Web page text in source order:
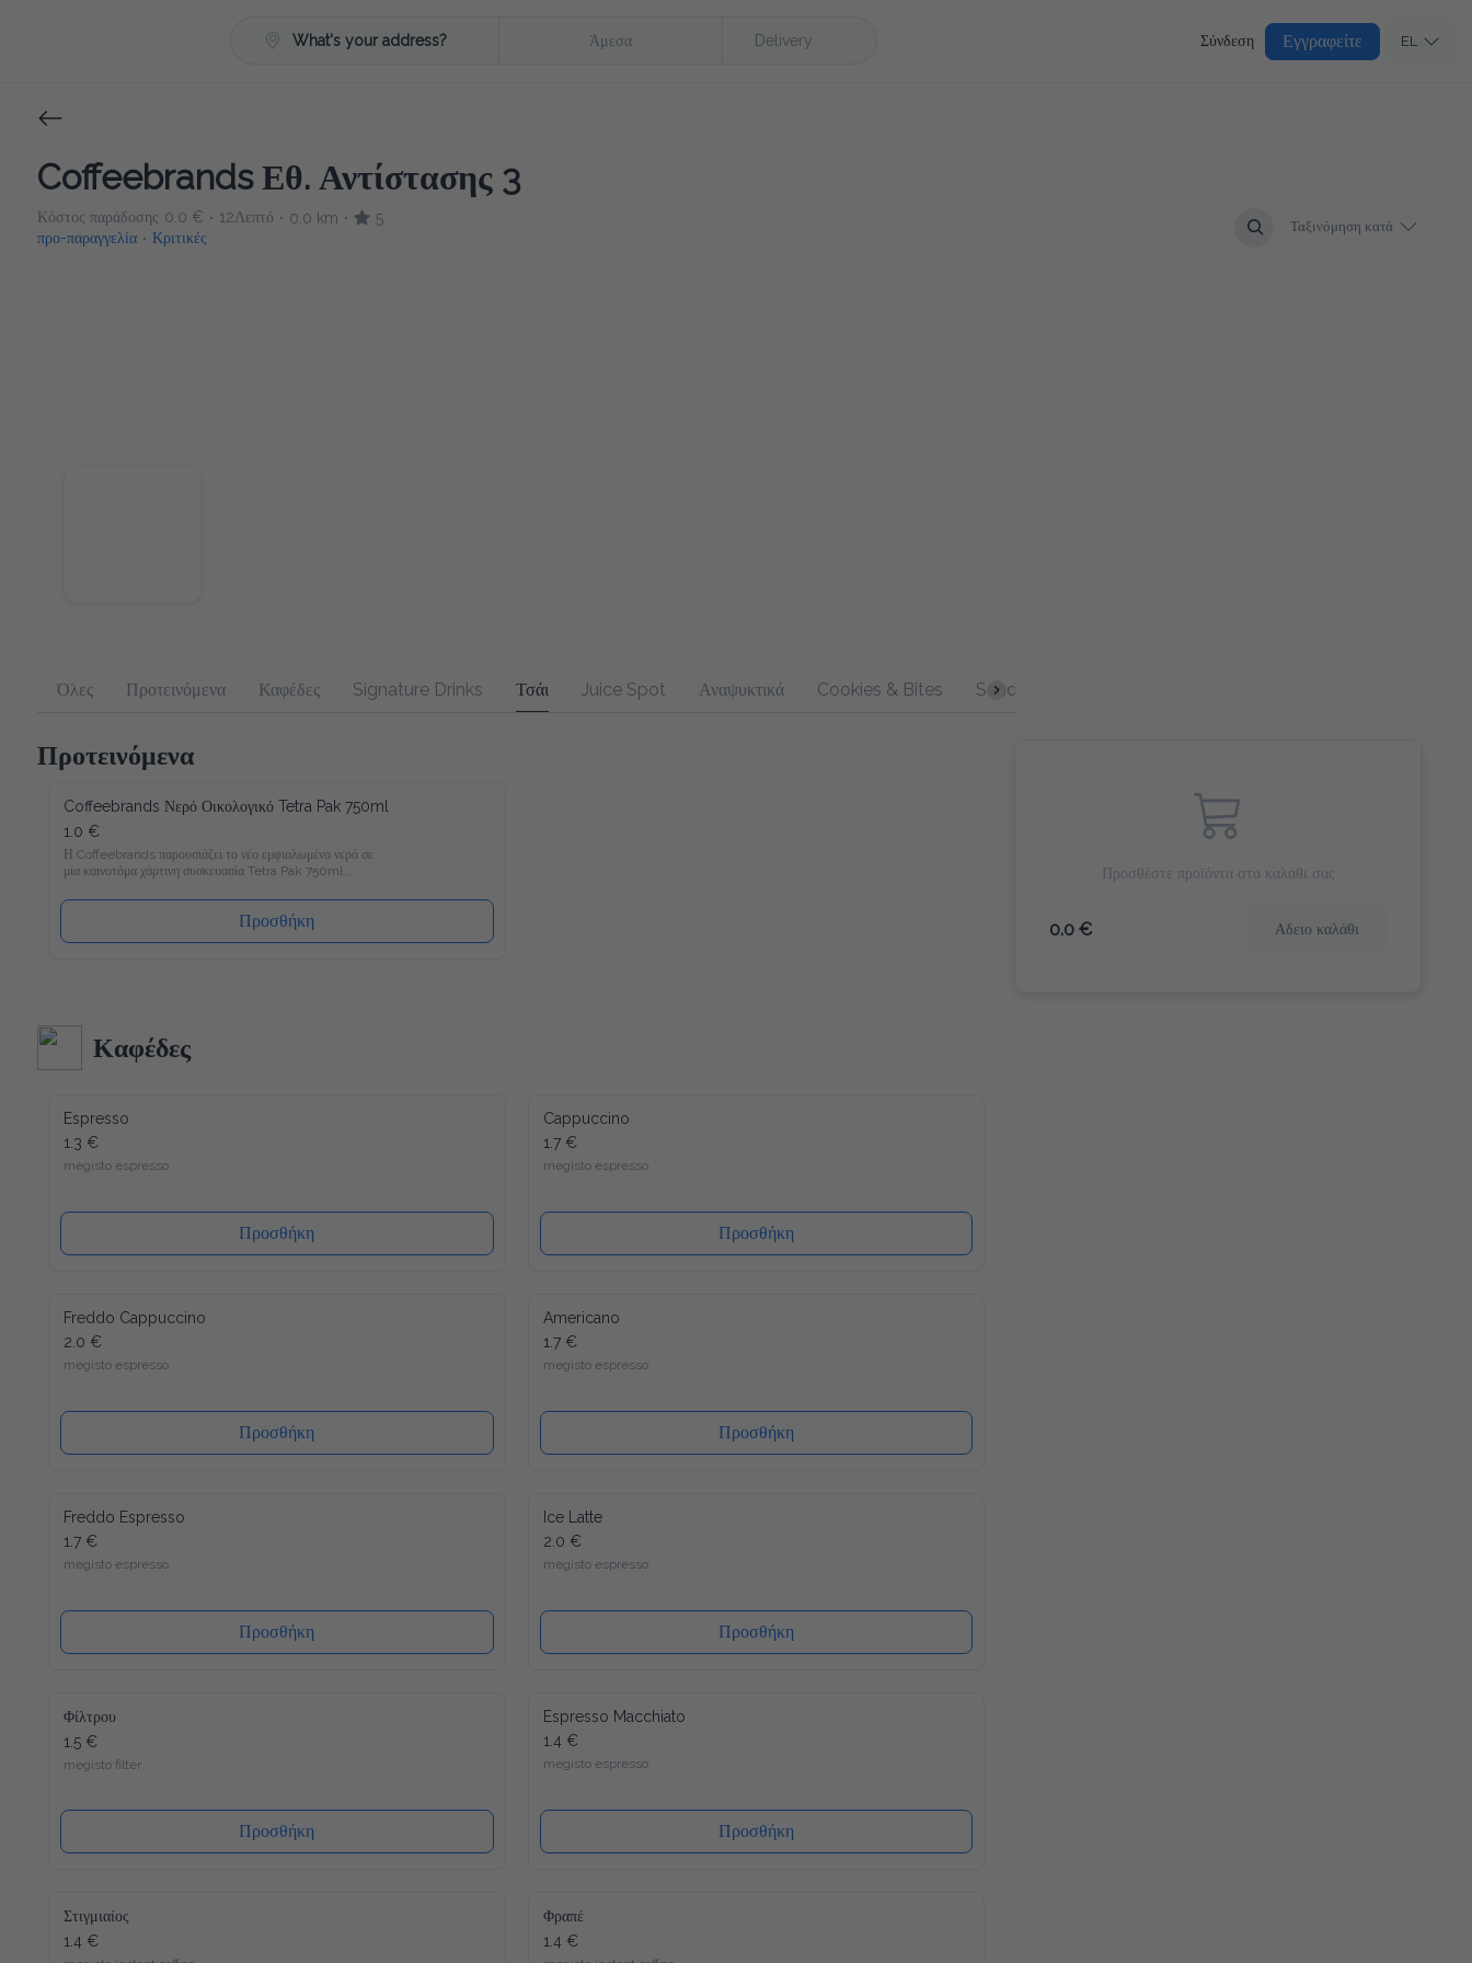
What's your address? Άμεσα Delivery Σύνδεση Εγγραφείτε EL
Coffeebrands Εθ. Αντίστασης 3
Κόστος παράδοσης 0.0 € • 12Λεπτό • 0.0 km •
5
προ-παραγγελία • Κριτικές
Ταξινόμηση κατά
Όλες Προτεινόμενα Καφέδες Signature Drinks Τσάι Juice Spot Αναψυκτικά Cookies & Bites Sandwich
Προτεινόμενα
Coffeebrands Νερό Οικολογικό Tetra Pak 750ml
1.0 €
Η Coffeebrands παρουσιάζει το νέο εμφιαλωμένο νερό σε μία
καινοτόμα χάρτινη συσκευασία Tetra Pak 750ml.
Το νέο νερό Coffeebrands είναι πλούσιο σε μαγνήσιο με
ιδανικές αναλογίες μετάλλων και σε χάρτινη συσκευασία Tetra
Pak που θα επιτρέπει στους καταναλωτές μας να
απολαμβάνουν το εμφιαλωμένο νερό με νέο και φιλικό προς
το περιβάλλον τρόπο!
λιγότερο δυνατό αντίκτυπο στο περιβάλλον. Ενώ ένα άλλο
πλεονέκτημα είναι ότι το καπάκι κλείνει ξανά, μετά από κάθε
χρήση, έτσι ώστε το νερό να διατηρείται πάντα φρέσκο ​​και
Προσθήκη
Καφέδες
Espresso
1.3 €
megisto espresso
Προσθήκη
Cappuccino
1.7 €
megisto espresso
Προσθήκη
Freddo Cappuccino
2.0 €
megisto espresso
Προσθήκη
Americano
1.7 €
megisto espresso
Προσθήκη
Freddo Espresso
1.7 €
megisto espresso
Προσθήκη
Ice Latte
2.0 €
megisto espresso
Προσθήκη
Φίλτρου
1.5 €
megisto filter
Προσθήκη
Espresso Macchiato
1.4 €
megisto espresso
Προσθήκη
Στιγμιαίος
1.4 €
megisto instant coffee
Φραπέ
1.4 €
megisto instant coffee
Προσθέστε προϊόντα στο καλάθι σας
0.0 € Αδειο καλάθι